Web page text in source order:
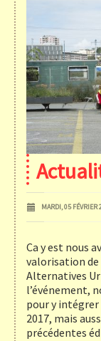
MARDI, 05 FÉVRIER
Ca y est nous
valorisation de
Alternatives
l’événement,
pour y intégrer
2017, mais
précédentes